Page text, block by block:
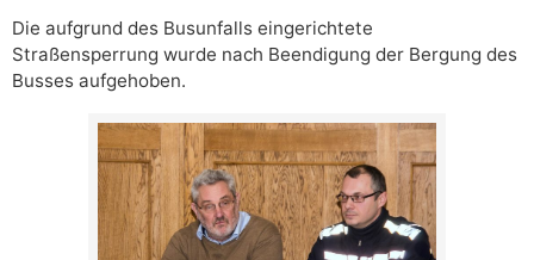
Die aufgrund des Busunfalls eingerichtete
Straßensperrung wurde nach Beendigung der Bergung des
Busses aufgehoben.